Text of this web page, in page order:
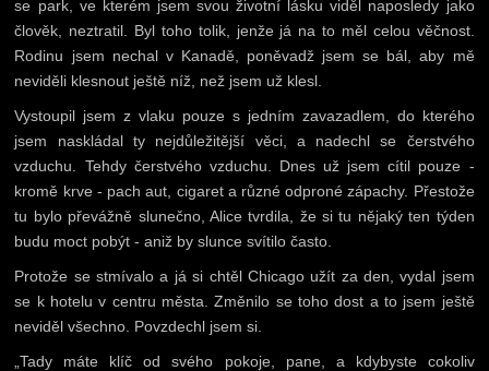
se park, ve kterém jsem svou životní lásku viděl naposledy jako
člověk, neztratil. Byl toho tolik, jenže já na to měl celou věčnost.
Rodinu jsem nechal v Kanadě, poněvadž jsem se bál, aby mě
neviděli klesnout ještě níž, než jsem už klesl.
Vystoupil jsem z vlaku pouze s jedním zavazadlem, do kterého
jsem naskládal ty nejdůležitější věci, a nadechl se čerstvého
vzduchu. Tehdy čerstvého vzduchu. Dnes už jsem cítil pouze -
kromě krve - pach aut, cigaret a různé odproné zápachy. Přestože
tu bylo převážně slunečno, Alice tvrdila, že si tu nějaký ten týden
budu moct pobýt - aniž by slunce svítilo často.
Protože se stmívalo a já si chtěl Chicago užít za den, vydal jsem
se k hotelu v centru města. Změnilo se toho dost a to jsem ještě
neviděl všechno. Povzdechl jsem si.
„Tady máte klíč od svého pokoje, pane, a kdybyste cokoliv